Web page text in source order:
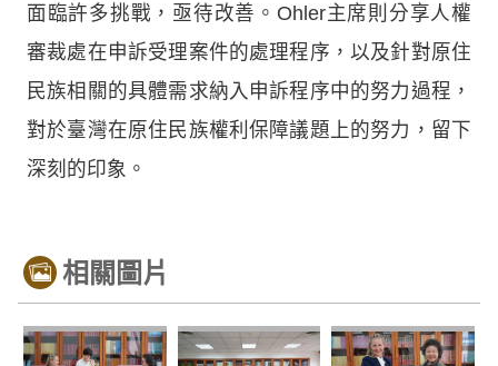
面臨許多挑戰，亟待改善。Ohler主席則分享人權
審裁處在申訴受理案件的處理程序，以及針對原住
民族相關的具體需求納入申訴程序中的努力過程，
對於臺灣在原住民族權利保障議題上的努力，留下
深刻的印象。
相關圖片